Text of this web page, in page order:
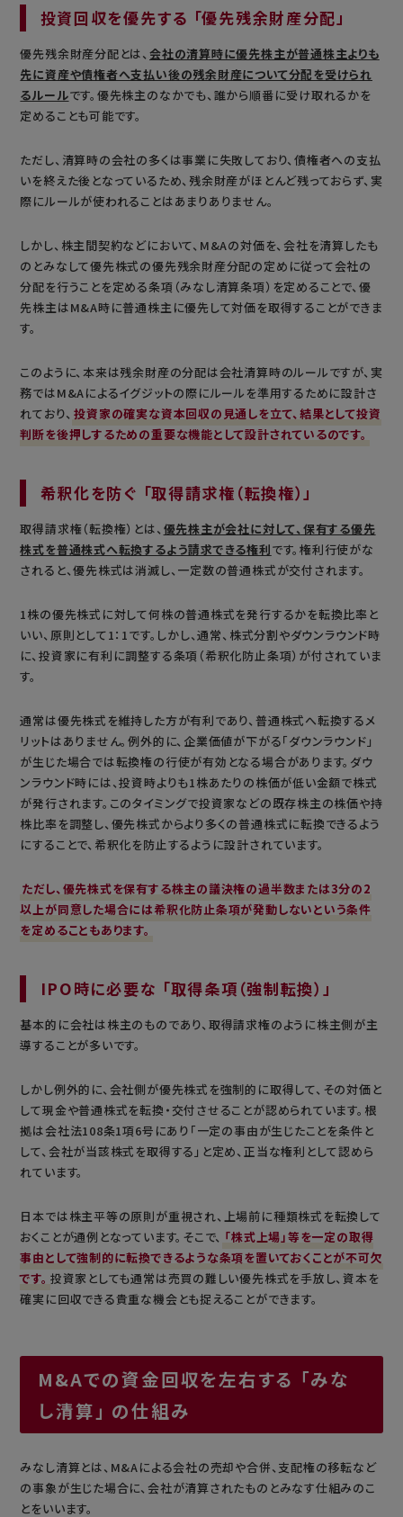
投資回収を優先する 「優先残余財産分配」
優先残余財産分配とは、会社の清算時に優先株主が普通株主よりも
先に資産や債権者へ支払い後の残余財産について分配を受けられ
るルールです。優先株主のなかでも、誰から順番に受け取れるかを
定めることも可能です。
ただし、清算時の会社の多くは事業に失敗しており、債権者への支払
いを終えた後となっているため、残余財産がほとんど残っておらず、実
際にルールが使われることはあまりありません。
しかし、株主間契約などにおいて、M&Aの対価を、会社を清算したも
のとみなして優先株式の優先残余財産分配の定めに従って会社の
分配を行うことを定める条項（みなし清算条項）を定めることで、優
先株主はM&A時に普通株主に優先して対価を取得することができま
す。
このように、本来は残余財産の分配は会社清算時のルールですが、実
務ではM&Aによるイグジットの際にルールを準用するために設計さ
れており、 投資家の確実な資本回収の見通しを立て、結果として投資
判断を後押しするための重要な機能として設計されているのです。
希釈化を防ぐ 「取得請求権（転換権）」
取得請求権（転換権）とは、優先株主が会社に対して、保有する優先
株式を普通株式へ転換するよう請求できる権利です。権利行使がな
されると、優先株式は消滅し、一定数の普通株式が交付されます。
1株の優先株式に対して何株の普通株式を発行するかを転換比率と
いい、原則として1：1です。しかし、通常、株式分割やダウンラウンド時
に、投資家に有利に調整する条項（希釈化防止条項）が付されていま
す。
通常は優先株式を維持した方が有利であり、普通株式へ転換するメ
リットはありません。例外的に、企業価値が下がる「ダウンラウンド」
が生じた場合では転換権の行使が有効となる場合があります。ダウ
ンラウンド時には、投資時よりも1株あたりの株価が低い金額で株式
が発行されます。このタイミングで投資家などの既存株主の株価や持
株比率を調整し、優先株式からより多くの普通株式に転換できるよう
にすることで、希釈化を防止するように設計されています。
ただし、優先株式を保有する株主の議決権の過半数または3分の2
以上が同意した場合には希釈化防止条項が発動しないという条件
を定めることもあります。
IPO時に必要な 「取得条項（強制転換）」
基本的に会社は株主のものであり、取得請求権のように株主側が主
導することが多いです。
しかし例外的に、会社側が優先株式を強制的に取得して、その対価と
して現金や普通株式を転換・交付させることが認められています。根
拠は会社法108条1項6号にあり「一定の事由が生じたことを条件と
して、会社が当該株式を取得する」と定め、正当な権利として認めら
れています。
日本では株主平等の原則が重視され、上場前に種類株式を転換して
おくことが通例となっています。そこで、 「株式上場」等を一定の取得
事由として強制的に転換できるような条項を置いておくことが不可欠
です。 投資家としても通常は売買の難しい優先株式を手放し、資本を
確実に回収できる貴重な機会とも捉えることができます。
M&Aでの資金回収を左右する 「みな
し清算」 の仕組み
みなし清算とは、M&Aによる会社の売却や合併、支配権の移転など
の事象が生じた場合に、会社が清算されたものとみなす仕組みのこ
とをいいます。